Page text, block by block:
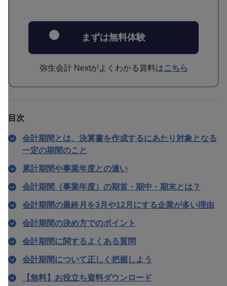
まずは無料体験
弥生会計 Nextがよくわかる資料はこちら
目次
会計期間とは、決算書を作成するにあたり対象となる
一定の期間のこと
累計期間や事業年度との違い
会計期間（事業年度）の期首・期中・期末とは？
会計期間の最終月を3月や12月にする企業が多い理由
会計期間の決め方でのポイント
会計期間に関するよくある質問
会計期間について正しく把握しよう
【無料】お役立ち資料ダウンロード